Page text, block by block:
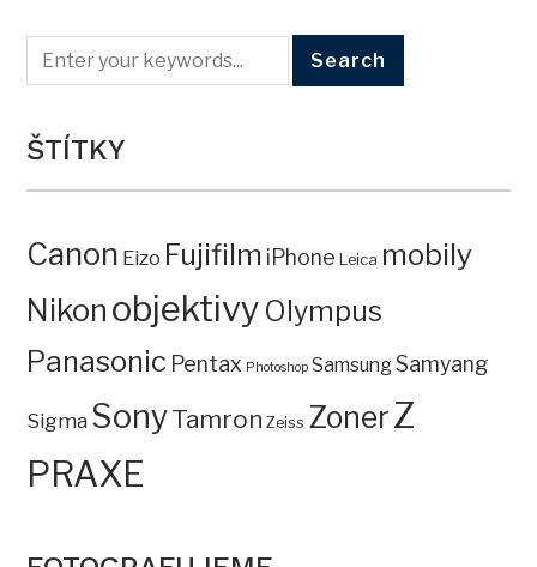
ŠTÍTKY
Canon Eizo Fujifilm iPhone Leica mobily
Nikon objektivy Olympus
Panasonic Pentax Photoshop SamsungSamyang
Sigma SonyTamron Zeiss ZonerZ
PRAXE